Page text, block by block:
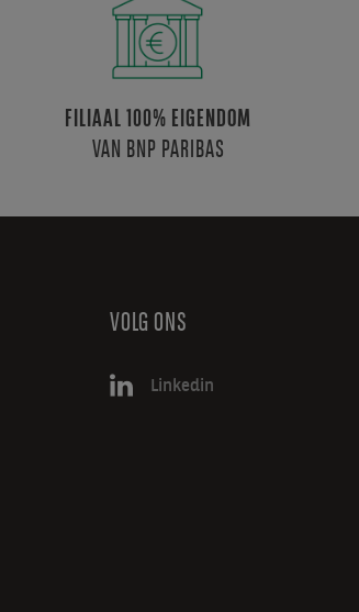
FILIAAL 100% EIGENDOM
VAN BNP PARIBAS
VOLG ONS
Linkedin